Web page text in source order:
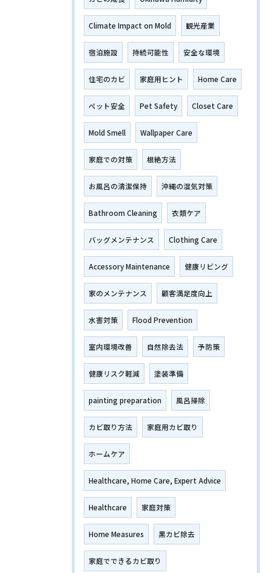
Climate Impact on Mold 観光産業
宿泊施設 持続可能性 安全な環境
住宅のカビ 家庭用ヒント Home Care
ペット安全 Pet Safety Closet Care
Mold Smell Wallpaper Care
家庭での対策 根絶方法
お風呂の清潔保持 沖縄の湿気対策
Bathroom Cleaning 衣類ケア
バッグメンテナンス Clothing Care
Accessory Maintenance 健康リビング
家のメンテナンス 顧客満足度向上
水害対策 Flood Prevention
室内環境改善 自然除去法 予防策
健康リスク軽減 塗装準備
painting preparation 風呂掃除
カビ取り方法 家庭用カビ取り
ホームケア
Healthcare, Home Care, Expert Advice
Healthcare 家庭対策
Home Measures 黒カビ除去
家庭でできるカビ取り